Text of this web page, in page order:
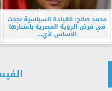
محمد صالح: القيادة السياسية نجحت
في فرض الرؤية المصرية باعتبارها
الأساس لأي...